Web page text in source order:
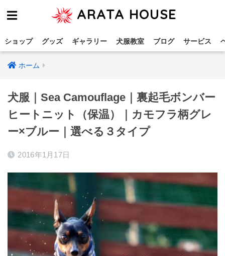
ARATA HOUSE
ショップ グッズ ギャラリー 犬服教室 ブログ サービス
ホーム
犬服｜Sea Camouflage｜裏起毛ボンバー
ヒートニット（保温）｜カモフラ柄グレ
ー×ブルー｜選べる３タイプ
2016年1月17日